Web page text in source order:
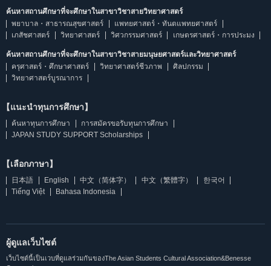
ค้นหาสถานศึกษาที่จะศึกษาในสาขาวิชาสายวิทยาศาสตร์
พยาบาล・สาธารณสุขศาสตร์
แพทยศาสตร์・ทันตแพทยศาสตร์
เภสัชศาสตร์
วิทยาศาสตร์ วิศวกรรมศาสตร์ เกษตรศาสตร์・การประมง
ค้นหาสถานศึกษาที่จะศึกษาในสาขาวิชาสายมนุษยศาสตร์และวิทยาศาสตร์
ครุศาสตร์・ศึกษาศาสตร์
วิทยาศาสตร์ชีวภาพ
ศิลปกรรม
วิทยาศาสตร์บูรณาการ
【แนะนำทุนการศึกษา】
ค้นหาทุนการศึกษา
การสมัครขอรับทุนการศึกษา
JAPAN STUDY SUPPORT Scholarships
【เลือกภาษา】
日本語 English 中文（简体字） 中文（繁體字）
한국어
Tiếng Việt
Bahasa Indonesia
ผู้ดูแลเว็บไซต์
เว็บไซต์นี้เป็นเวบที่ดูแลร่วมกันของThe Asian Students Cultural Association&Benesse